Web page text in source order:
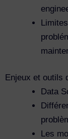
Enjeux et outils
Data
Les